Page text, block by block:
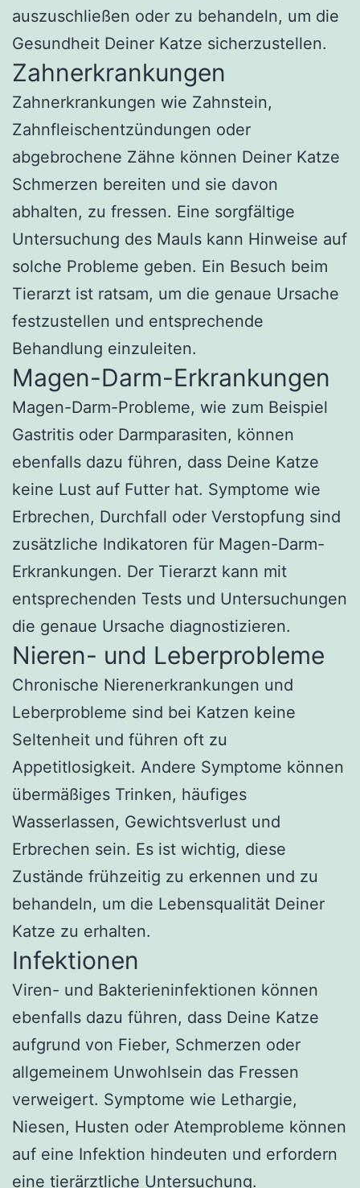
auszuschließen oder zu behandeln, um die
Gesundheit Deiner Katze sicherzustellen.
Zahnerkrankungen
Zahnerkrankungen wie Zahnstein,
Zahnfleischentzündungen oder
abgebrochene Zähne können Deiner Katze
Schmerzen bereiten und sie davon
abhalten, zu fressen. Eine sorgfältige
Untersuchung des Mauls kann Hinweise auf
solche Probleme geben. Ein Besuch beim
Tierarzt ist ratsam, um die genaue Ursache
festzustellen und entsprechende
Behandlung einzuleiten.
Magen-Darm-Erkrankungen
Magen-Darm-Probleme, wie zum Beispiel
Gastritis oder Darmparasiten, können
ebenfalls dazu führen, dass Deine Katze
keine Lust auf Futter hat. Symptome wie
Erbrechen, Durchfall oder Verstopfung sind
zusätzliche Indikatoren für Magen-Darm-
Erkrankungen. Der Tierarzt kann mit
entsprechenden Tests und Untersuchungen
die genaue Ursache diagnostizieren.
Nieren- und Leberprobleme
Chronische Nierenerkrankungen und
Leberprobleme sind bei Katzen keine
Seltenheit und führen oft zu
Appetitlosigkeit. Andere Symptome können
übermäßiges Trinken, häufiges
Wasserlassen, Gewichtsverlust und
Erbrechen sein. Es ist wichtig, diese
Zustände frühzeitig zu erkennen und zu
behandeln, um die Lebensqualität Deiner
Katze zu erhalten.
Infektionen
Viren- und Bakterieninfektionen können
ebenfalls dazu führen, dass Deine Katze
aufgrund von Fieber, Schmerzen oder
allgemeinem Unwohlsein das Fressen
verweigert. Symptome wie Lethargie,
Niesen, Husten oder Atemprobleme können
auf eine Infektion hindeuten und erfordern
eine tierärztliche Untersuchung.